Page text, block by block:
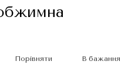
Порівняти В бажання